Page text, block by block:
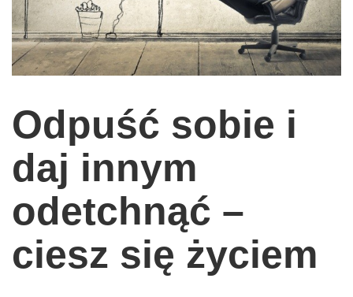
wychowanie dzieci
edukacja
zabawy dla dzieci
Inspiracje
sposób na życie
podróże
zrób to sam
EKO – Styl
kuchnia
Odpuść sobie i
daj innym
odetchnąć –
ciesz się życiem